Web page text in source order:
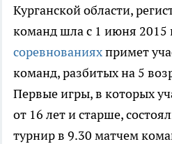
Курганской области,
команд шла с 1 июня 2015
соревнованияхпримет
команд, разбитых на 5
Первые игры, в которых
от 16 лет и старше,
турнир в 9.30 матчем